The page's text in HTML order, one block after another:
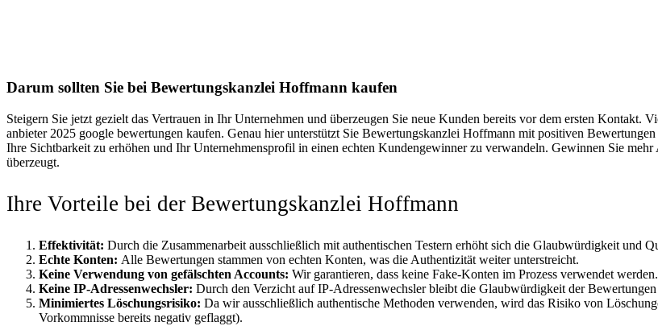
Darum sollten Sie bei Bewertungskanzlei Hoffmann kaufen
Steigern Sie jetzt gezielt das Vertrauen in Ihr Unternehmen und überzeugen Sie neue Kunden bereits vor dem ersten Kontakt.
anbieter 2025 google bewertungen kaufen. Genau hier unterstützt Sie Bewertungskanzlei Hoffmann mit positiven
Ihre Sichtbarkeit zu erhöhen und Ihr Unternehmensprofil in einen echten Kundengewinner zu verwandeln. Gewinnen Sie
überzeugt.
Ihre Vorteile bei der Bewertungskanzlei Hoffmann
Effektivität: Durch die Zusammenarbeit ausschließlich mit authentischen Testern erhöht sich die Glaubwürdigkeit und
Echte Konten: Alle Bewertungen stammen von echten Konten, was die Authentizität weiter unterstreicht.
Keine Verwendung von gefälschten Accounts: Wir garantieren, dass keine Fake-Konten im Prozess verwendet werden.
Keine IP-Adressenwechsler: Durch den Verzicht auf IP-Adressenwechsler bleibt die Glaubwürdigkeit der Bewertungen
Minimiertes Löschungsrisiko: Da wir ausschließlich authentische Methoden verwenden, wird das Risiko von
Vorkommnisse bereits negativ geflaggt).